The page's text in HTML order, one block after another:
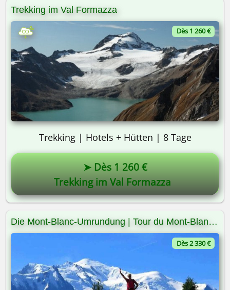
Trekking im Val Formazza
Dès 1 260 €
Trekking | Hotels + Hütten | 8 Tage
➤ Dès 1 260 €
Trekking im Val Formazza
Die Mont-Blanc-Umrundung | Tour du Mont-Blanc | TMB
Dès 2 330 €